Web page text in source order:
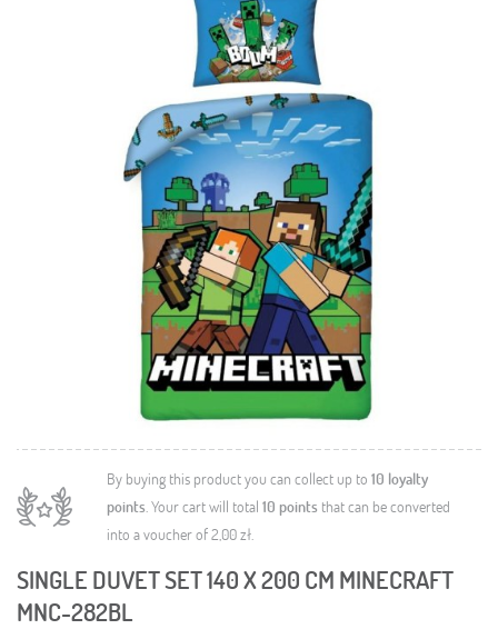
By buying this product you can collect up to 10 loyalty
points. Your cart will total 10 points that can be converted
into a voucher of2,00 zł.
SINGLE DUVET SET 140 X 200 CM MINECRAFT
MNC-282BL